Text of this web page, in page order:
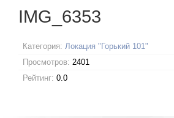
IMG_6353
Категория: Локация "Горький 101"
Просмотров: 2401
Рейтинг: 0.0